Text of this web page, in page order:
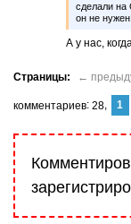
сделали на
он не
А у нас,
комментариев 28 1